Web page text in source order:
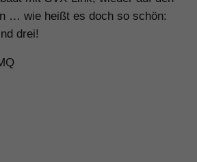
… wie heißt es doch so schön:
drei!